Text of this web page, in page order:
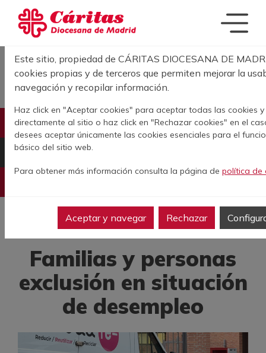
Pasar al contenido principal
Sobrescribir
INICIO ACCIÓN SOCIAL
FAMILIAS Y PERSONAS EXCLUSIÓN EN
SITUACIÓN DE DESEMPLEO
RADIOGRAFÍA SOCIAL EN DATOS
ATENCIÓN A PERSONAS Y FAMILIAS
ATENCIÓN A PERSONAS Y FAMILIAS
Familias y personas
exclusión en situación
de desempleo
Acerca de las cookies en este sitio
Este sitio, propiedad de CÁRITAS DIOCESANA DE
cookies propias y de terceros que permiten mejorar la
navegación y recopilar información.
Haz click en "Aceptar cookies" para aceptar todas las cookies
directamente al sitio o haz click en "Rechazar cookies" en el
desees aceptar únicamente las cookies esenciales para el
básico del sitio web.
Para obtener más información consulta la página de política de
Aceptar y navegar Rechazar